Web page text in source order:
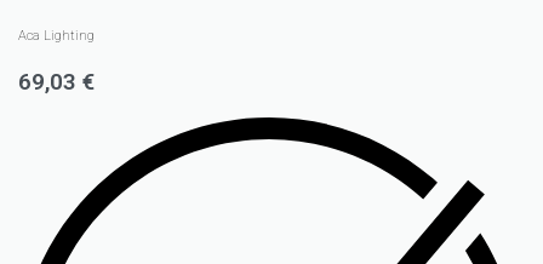
Aca Lighting
69,03 €